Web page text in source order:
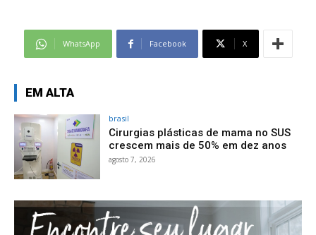
WhatsApp Facebook X
EM ALTA
brasil
Cirurgias plásticas de mama no SUS
crescem mais de 50% em dez anos
agosto 7, 2026